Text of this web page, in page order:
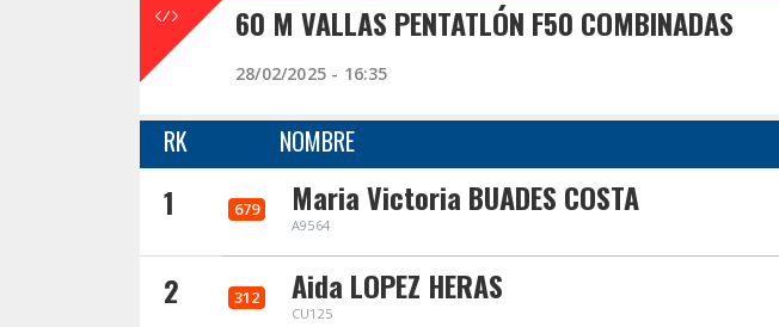
60 M VALLAS PENTATLÓN F50 COMBINADAS
28/02/2025 - 16:35
RK NOMBRE
1 679 Maria Victoria BUADES COSTA
A9564
2 312 Aida LOPEZ HERAS
CU125